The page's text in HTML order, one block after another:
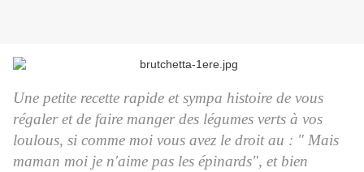
Une petite recette rapide et sympa histoire de vous
régaler et de faire manger des légumes verts à vos
loulous, si comme moi vous avez le droit au : " Mais
maman moi je n'aime pas les épinards", et bien